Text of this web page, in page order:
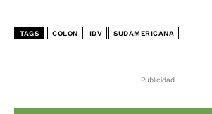
Publicidad
TAGS COLON IDV SUDAMERICANA